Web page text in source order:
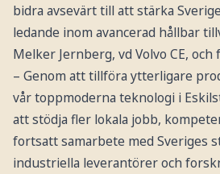
bidra avsevärt till att stärka
ledande inom avancerad hållbar
Melker Jernberg, vd Volvo CE,
– Genom att tillföra ytterligare
vår toppmoderna teknologi i
att stödja fler lokala jobb,
fortsatt samarbete med Sveriges
industriella leverantörer och